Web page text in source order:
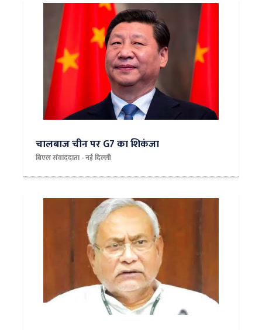
चालबाज चीन पर G7 का शिकंजा
बिएल संवाददाता - नई दिल्‍ली